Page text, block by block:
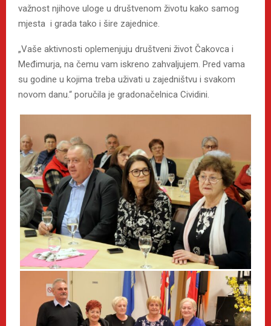
važnost njihove uloge u društvenom životu kako samog
mjesta i grada tako i šire zajednice.
„Vaše aktivnosti oplemenjuju društveni život Čakovca i
Međimurja, na čemu vam iskreno zahvaljujem. Pred vama
su godine u kojima treba uživati u zajedništvu i svakom
novom danu.“ poručila je gradonačelnica Cividini.